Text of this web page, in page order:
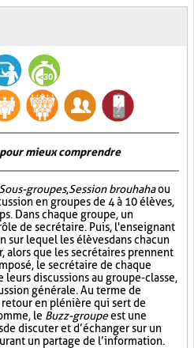
mieux comprendre
Sous-groupes,Session brouhahaou
en groupes de 4 à 10 élèves,
Dans chaque groupe, un
de secrétaire. Puis, l'enseignant
sur lequel les élèves dans chacun
alors que les secrétaires prennent
le secrétaire de chaque
discussions au groupe-classe,
générale. Au terme de
en plénière qui sert de
le Buzz-groupeest une
discuter et d’échanger sur un
un partage de l’information.